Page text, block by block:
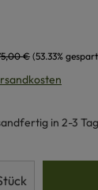
€ (53.33%
in 2-3
Gib den